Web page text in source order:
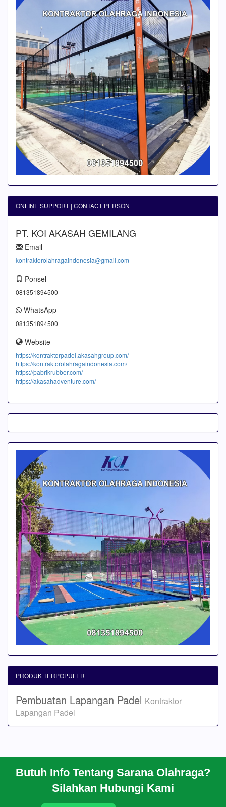
ONLINE SUPPORT | CONTACT PERSON
PT. KOI AKASAH GEMILANG
Email
kontraktorolahragaindonesia@gmail.com
Ponsel
081351894500
WhatsApp
081351894500
Website
https://kontraktorpadel.akasahgroup.com/
https://kontraktorolahragaindonesia.com/
https://pabrikrubber.com/
https://akasahadventure.com/
Butuh Info Tentang Sarana Olahraga?
Silahkan Hubungi Kami
PRODUK TERPOPULER
Pembuatan Lapangan Padel Kontraktor
Lapangan Padel
CARA PESAN